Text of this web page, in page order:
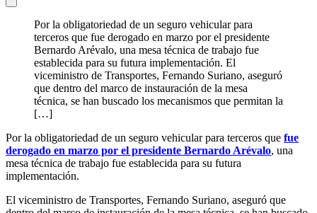
Por la obligatoriedad de un seguro vehicular para
terceros que fue derogado en marzo por el presidente
Bernardo Arévalo, una mesa técnica de trabajo fue
establecida para su futura implementación. El
viceministro de Transportes, Fernando Suriano, aseguró
que dentro del marco de instauración de la mesa
técnica, se han buscado los mecanismos que permitan la
[…]
Por la obligatoriedad de un seguro vehicular para terceros que fue
derogado en marzo por el presidente Bernardo Arévalo, una
mesa técnica de trabajo fue establecida para su futura
implementación.
El viceministro de Transportes, Fernando Suriano, aseguró que